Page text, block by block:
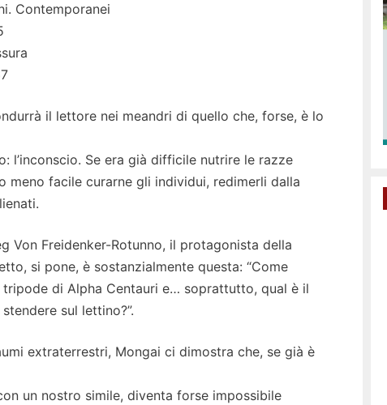
Contemporanei
il lettore nei meandri di quello che, forse, è lo
l’inconscio. Se era già difficile nutrire le razze
meno facile curarne gli individui, redimerli dalla
Von Freidenker-Rotunno, il protagonista della
si pone, è sostanzialmente questa: “Come
tripode di Alpha Centauri e… soprattutto, qual è il
sul lettino?”.
extraterrestri, Mongai ci dimostra che, se già è
un nostro simile, diventa forse impossibile